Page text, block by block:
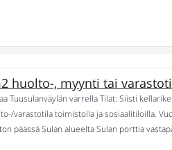
huolto-, myynti tai
Tuusulanväylän varrella Tilat: Siisti
varastotila toimistolla ja sosiaalitiloilla.
päässä Sulan alueelta Sulan porttia